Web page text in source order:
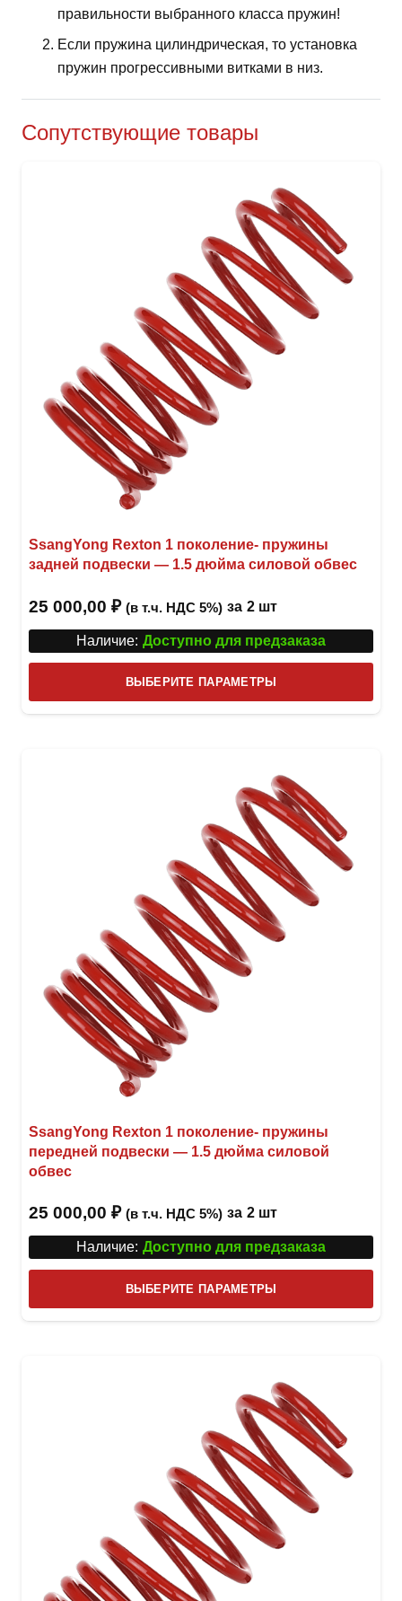
правильности выбранного класса пружин!
Если пружина цилиндрическая, то установка
пружин прогрессивными витками в низ.
Сопутствующие товары
SsangYong Rexton 1 поколение- пружины
задней подвески — 1.5 дюйма силовой обвес
25 000,00 ₽ (в т.ч. НДС 5%) за 2 шт
Наличие: Доступно для предзаказа
ВЫБЕРИТЕ ПАРАМЕТРЫ
товар
SsangYong Rexton 1 поколение- пружины
передней подвески — 1.5 дюйма силовой
обвес
25 000,00 ₽ (в т.ч. НДС 5%) за 2 шт
Наличие: Доступно для предзаказа
ВЫБЕРИТЕ ПАРАМЕТРЫ
товар